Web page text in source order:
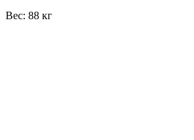
Вес: 88 кг